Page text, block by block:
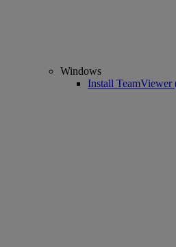
Windows
Install TeamViewer